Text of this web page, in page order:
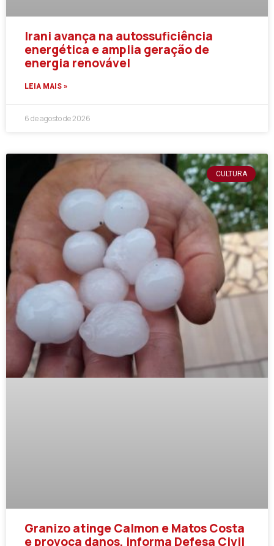
Irani avança na autossuficiência
energética e amplia geração de
energia renovável
LEIA MAIS »
6 de agosto de 2026
CULTURA
Granizo atinge Calmon e Matos Costa
e provoca danos, informa Defesa Civil